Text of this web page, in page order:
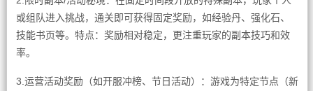
或组队进入挑战，通关即可获得固定奖励，如经验丹、强化石、
技能书页等。特点：奖励相对稳定，更注重玩家的副本技巧和效
率。
3.运营活动奖励（如开服冲榜、节日活动）：游戏为特定节点（新